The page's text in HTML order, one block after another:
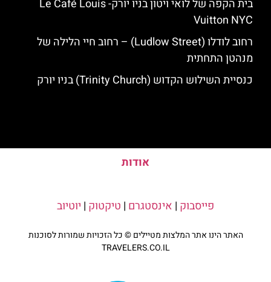
בית הקפה של לואי ויטון בניו יורק- Le Café Louis
Vuitton NYC
רחוב לודלו (Ludlow Street) – רחוב חיי הלילה של
מנהטן התחתית
כנסיית השילוש הקדוש (Trinity Church) בניו יורק
אודות
פייסבוק | אינסטגרם | טיקטוק | יוטיוב
האתר הינו אתר המלצות מטיילים © כל הזכויות שמורות לסוכנות
TRAVELERS.CO.IL